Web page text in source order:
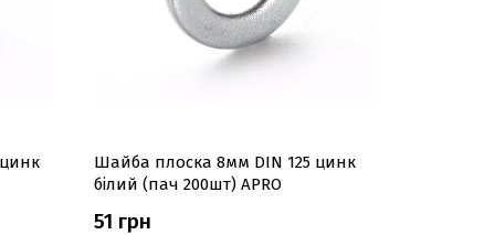
Шайба плоска 8мм DIN 125 цинк
білий (пач 200шт) APRO
51 грн